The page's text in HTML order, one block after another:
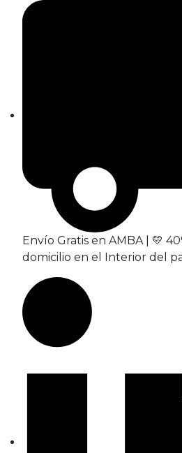
Envío Gratis en AMBA | 💛
domicilio en el Interior del